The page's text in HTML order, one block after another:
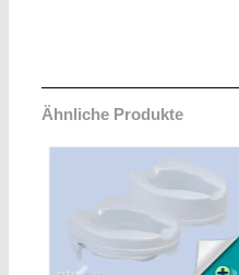
Ähnliche Produkte